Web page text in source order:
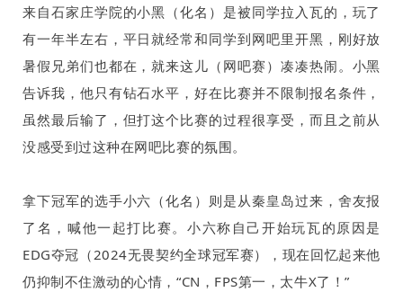
来自石家庄学院的小黑（化名）是被同学拉入瓦的，玩了
有一年半左右，平日就经常和同学到网吧里开黑，刚好放
暑假兄弟们也都在，就来这儿（网吧赛）凑凑热闹。小黑
告诉我，他只有钻石水平，好在比赛并不限制报名条件，
虽然最后输了，但打这个比赛的过程很享受，而且之前从
没感受到过这种在网吧比赛的氛围。
拿下冠军的选手小六（化名）则是从秦皇岛过来，舍友报
了名，喊他一起打比赛。小六称自己开始玩瓦的原因是
EDG夺冠（2024无畏契约全球冠军赛），现在回忆起来他
仍抑制不住激动的心情，“CN ， FPS第一，太牛X了！”